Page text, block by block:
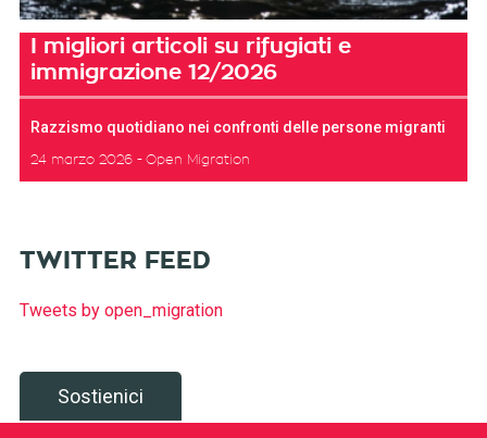
I migliori articoli su rifugiati e
immigrazione 12/2026
Razzismo quotidiano nei confronti delle persone migranti
24 marzo 2026 Open Migration
TWITTER FEED
Tweets by open_migration
Sostienici